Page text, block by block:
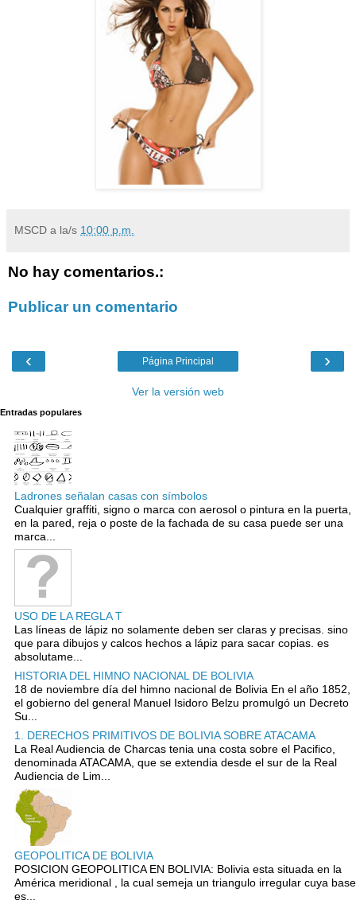
MSCD a la/s 10:00 p.m.
No hay comentarios.:
Publicar un comentario
‹ ›
Página Principal
Ver la versión web
Entradas populares
Ladrones señalan casas con símbolos
Cualquier graffiti, signo o marca con aerosol o pintura en la puerta,
en la pared, reja o poste de la fachada de su casa puede ser una
marca...
USO DE LA REGLA T
Las líneas de lápiz no solamente deben ser claras y precisas. sino
que para dibujos y calcos hechos a lápiz para sacar copias. es
absolutame...
HISTORIA DEL HIMNO NACIONAL DE BOLIVIA
18 de noviembre día del himno nacional de Bolivia En el año 1852,
el gobierno del general Manuel Isidoro Belzu promulgó un Decreto
Su...
1. DERECHOS PRIMITIVOS DE BOLIVIA SOBRE ATACAMA
La Real Audiencia de Charcas tenia una costa sobre el Pacifico,
denominada ATACAMA, que se extendia desde el sur de la Real
Audiencia de Lim...
GEOPOLITICA DE BOLIVIA
POSICION GEOPOLITICA EN BOLIVIA: Bolivia esta situada en la
América meridional , la cual semeja un triangulo irregular cuya base
es...